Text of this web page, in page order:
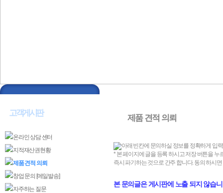
고객게시판
온라인 상담 센터
지적재산권현황
제품 견적 의뢰
창업 문의 [메일발송]
자주하는 질문
제품 견적 의뢰
아래 빈칸에 문의하실 정보를 정확하게 입
* 본 페이지에 글을 등록 하시고 저장 버튼을 누
즉시 파기하는 것으로 간주 합니다. 동의 하시
본 문의글은 게시판에 노출 되지 않습